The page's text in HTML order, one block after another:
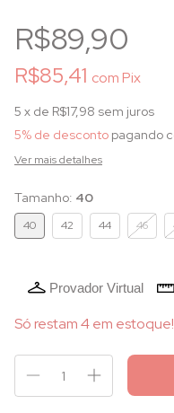
R$89,90
R$85,41 com Pix
5 x de R$17,98 sem juros
5% de desconto pagando
Ver mais detalhes
Tamanho: 40
40 42 44 46
Provador Virtual
Só restam4em estoque!